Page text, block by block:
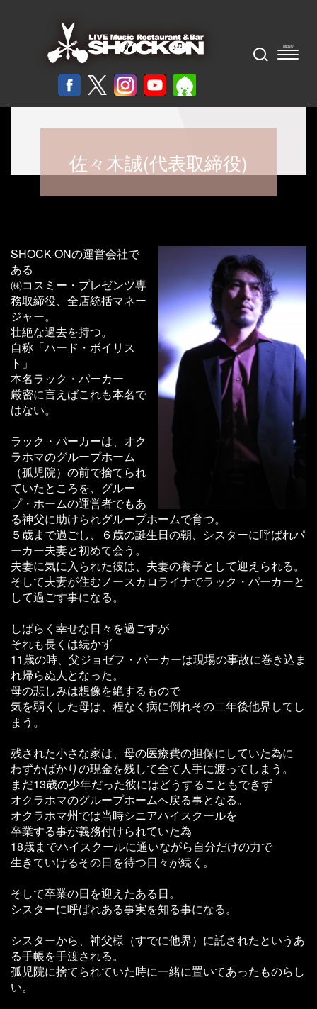
佐々木誠(代表取締役)
SHOCK-ONの運営会社で
ある
㈱コスミー・プレゼンツ専
務取締役、全店統括マネー
ジャー。
壮絶な過去を持つ。
自称「ハード・ボイリス
ト」
本名ラック・パーカー
厳密に言えばこれも本名で
はない。
ラック・パーカーは、オク
ラホマのグループホーム
（孤児院）の前で捨てられ
ていたところを、グルー
プ・ホームの運営者でもあ
る神父に助けられグループホームで育つ。
５歳まで過ごし、６歳の誕生日の朝、シスターに呼ばれパ
ーカー夫妻と初めて会う。
夫妻に気に入られた彼は、夫妻の養子として迎えられる。
そして夫妻が住むノースカロライナでラック・パーカーと
して過ごす事になる。
しばらく幸せな日々を過ごすが
それも長くは続かず
11歳の時、父ジョゼフ・パーカーは現場の事故に巻き込ま
れ帰らぬ人となった。
母の悲しみは想像を絶するもので
気を弱くした母は、程なく病に倒れその二年後他界してし
まう。
残された小さな家は、母の医療費の担保にしていた為に
わずかばかりの現金を残して全て人手に渡ってしまう。
まだ13歳の少年だった彼にはどうすることもできず
オクラホマのグループホームへ戻る事となる。
オクラホマ州では当時シニアハイスクールを
卒業する事が義務付けられていた為
18歳までハイスクールに通いながら自分だけの力で
生きていけるその日を待つ日々が続く。
そして卒業の日を迎えたある日。
シスターに呼ばれある事実を知る事になる。
シスターから、神父様（すでに他界）に託されたというあ
る手帳を手渡される。
孤児院に捨てられていた時に一緒に置いてあったものらし
い。